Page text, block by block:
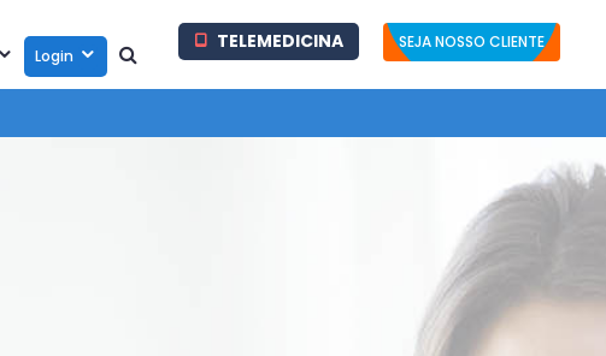
Login
TELEMEDICINA SEJA NOSSO CLIENTE